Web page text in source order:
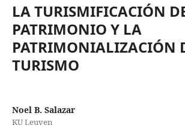
LA TURISMIFICACIÓN
PATRIMONIO Y LA
PATRIMONIALIZACIÓN
TURISMO
Noel B. Salazar
KU Leuven